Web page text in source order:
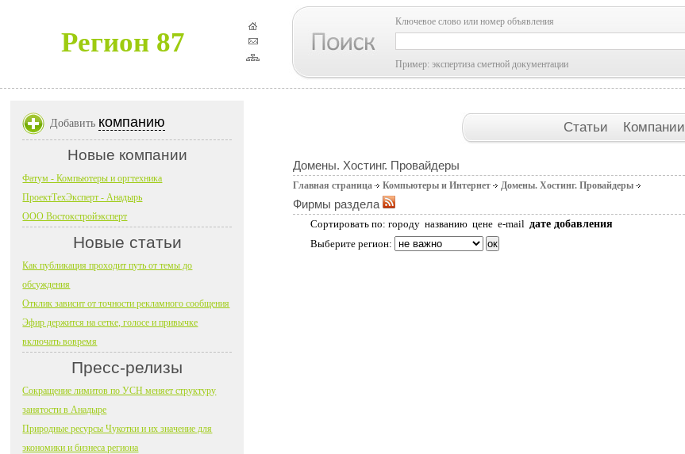
Регион 87
Ключевое слово или номер объявления
Пример: экспертиза сметной документации
Статьи Компании
Домены. Хостинг. Провайдеры
Главная страница Компьютеры и Интернет Домены. Хостинг. Провайдеры
Фирмы раздела
Сортировать по: городу названию цене e-mail дате добавления
Выберите регион:
Добавить компанию
Новые компании
Фатум - Компьютеры и оргтехника
ПроектТехЭксперт - Анадырь
ООО Востокстройэксперт
Новые статьи
Как публикация проходит путь от темы до
обсуждения
Отклик зависит от точности рекламного сообщения
Эфир держится на сетке, голосе и привычке
включать вовремя
Пресс-релизы
Сокращение лимитов по УСН меняет структуру
занятости в Анадыре
Природные ресурсы Чукотки и их значение для
экономики и бизнеса региона